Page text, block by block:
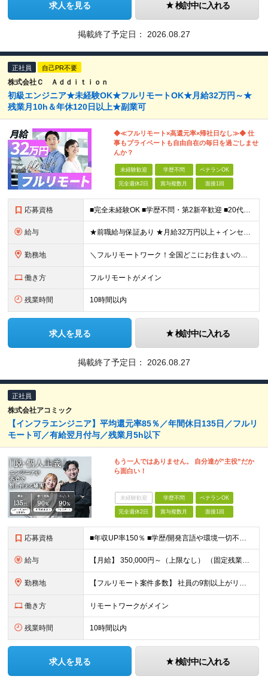
求人を見る 検討中に入れる
掲載終了予定日： 2026.08.27
正社員 自己PR不要
株式会社Ｃ Ａｄｄｉｔｉｏｎ
初級エンジニア★未経験OK★フルリモートOK★月給32万円～★
残業月10h＆年休120日以上★副業可
◆≪フルリモート×高還元率×帰社日なし≫◆ 仕
事もプライベートも自由自在の毎日を過ごしませ
んか？
未経験歓迎 学歴不問 ベテランOK
完全週休2日 賞与複数月 面接1回
応募資格 ■完全未経験OK ■学歴不問・第2新卒歓迎 ■20代～30代まで活躍中 経験よりも“目標があるか”を面接では見ています！ 「ITスキルを身につけて安定したキャリアを歩みたい」 「推し活のために収入U
給与 ★前職給与保証あり ★月給32万円以上＋インセンティブあり 月給32万円以上＋インセンティブ＋各種手当 ※上記には固定残業代（月30時間・44,400円～）を含みます ※超過分は別途支給します ※試
勤務地 ＼フルリモートワーク！全国どこにお住まいの方も大歓迎／ 現在、10名中8名がフルリモートで活躍中！ フルリモート・ハイブリット案件を数多く保有しているため、 住む場所は全国どこでもOKです◎ ＼フ
働き方 フルリモートがメイン
残業時間 10時間以内
求人を見る 検討中に入れる
掲載終了予定日： 2026.08.27
正社員
株式会社アコミック
【インフラエンジニア】平均還元率85％／年間休日135日／フルリ
モート可／有給翌月付与／残業月5h以下
もう一人ではありません。 自分達が”主役”だか
ら面白い！
未経験歓迎 学歴不問 ベテランOK
完全週休2日 賞与複数月 面接1回
応募資格 ■年収UP率150％ ■学歴/開発言語や環境一切不問 ■第二新卒・既卒歓迎 ■経験浅め・ブランクがある方もOK！ 【必須条件】 インフラエンジニアの実務経験1年以上の方 ★PM/PLへのキャリアU
給与 【月給】 350,000円～（上限なし） （固定残業代20時間分16,600円～を含む） ∟経験やスキルにより、決定いたします。 ∟みなし残業代は、時間外労働の有無に関わらず支給します ∟20時間を超
勤務地 【フルリモート案件多数】 社員の9割以上がリモートワークを導入！ 【勤務地】 自宅／本社オフィス／大阪支社／東京23区内のプロジェクト先への勤務 ・プロジェクト先は、居住地やご自身の希望等を考慮の上
働き方 リモートワークがメイン
残業時間 10時間以内
求人を見る 検討中に入れる